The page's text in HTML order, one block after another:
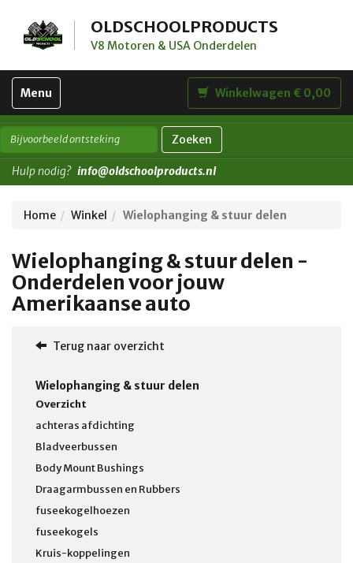
OLDSCHOOLPRODUCTS
V8 Motoren & USA Onderdelen
Toggle
navigation
Menu Winkelwagen € 0,00
Zoeken
Hulp nodig? info@oldschoolproducts.nl
Home Winkel Wielophanging & stuur delen
Wielophanging & stuur delen -
Onderdelen voor jouw
Amerikaanse auto
Terug naar overzicht
Wielophanging & stuur delen
Overzicht
achteras afdichting
Bladveerbussen
Body Mount Bushings
Draagarmbussen en Rubbers
fuseekogelhoezen
fuseekogels
Kruis-koppelingen